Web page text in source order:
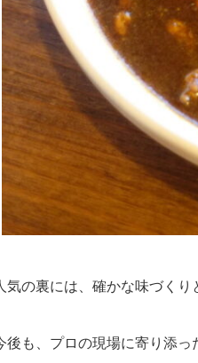
気の裏には、確かな味づくり
後も、プロの現場に寄り添っ